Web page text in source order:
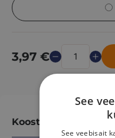
3,97 €
Koostisosad
See
See veebisait